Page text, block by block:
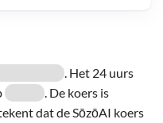
. Het 24 uurs
. De koers is
dat de SōzōAI koers